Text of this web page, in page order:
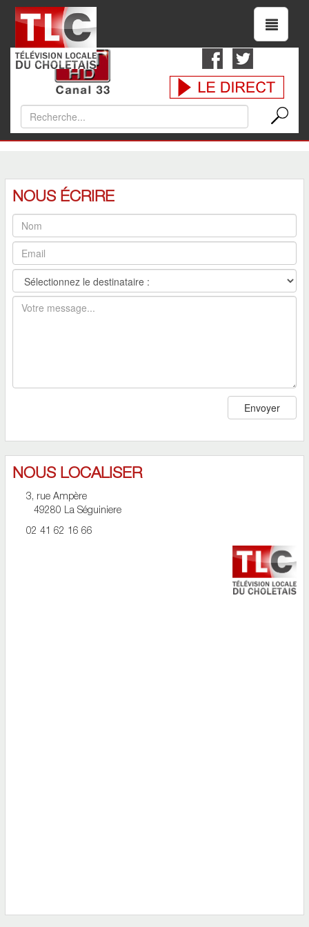
NOUS ÉCRIRE
Envoyer
NOUS LOCALISER
3, rue Ampère
49280 La Séguiniere
02 41 62 16 66